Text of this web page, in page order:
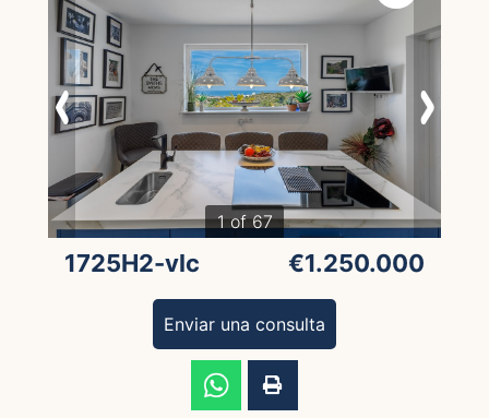
1 of 67
1725H2-vlc €1.250.000
Enviar una consulta